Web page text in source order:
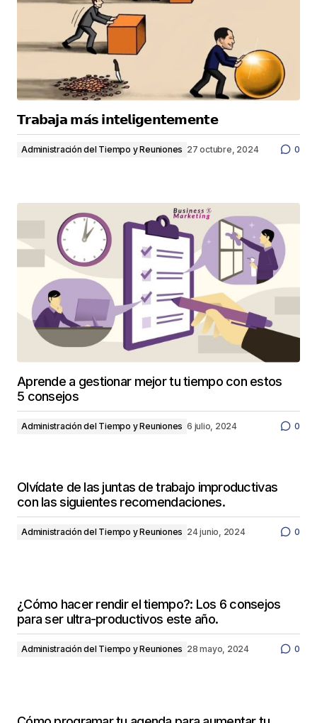
𝗧𝗿𝗮𝗯𝗮𝗷𝗮 𝗺𝗮́𝘀 𝗶𝗻𝘁𝗲𝗹𝗶𝗴𝗲𝗻𝘁𝗲𝗺𝗲𝗻𝘁𝗲
Administración del Tiempo y Reuniones 27 octubre, 2024 0
Aprende a gestionar mejor tu tiempo con estos
5 consejos
Administración del Tiempo y Reuniones 6 julio, 2024 0
Olvídate de las juntas de trabajo improductivas
con las siguientes recomendaciones.
Administración del Tiempo y Reuniones 24 junio, 2024 0
¿Cómo hacer rendir el tiempo?: Los 6 consejos
para ser ultra-productivos este año.
Administración del Tiempo y Reuniones 28 mayo, 2024 0